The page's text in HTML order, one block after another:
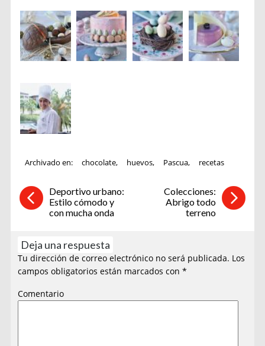
Archivado en: chocolate, huevos, Pascua, recetas
Deportivo urbano:
Estilo cómodo y
con mucha onda
Colecciones:
Abrigo todo
terreno
Deja una respuesta
Tu dirección de correo electrónico no será publicada. Los
campos obligatorios están marcados con*
Comentario